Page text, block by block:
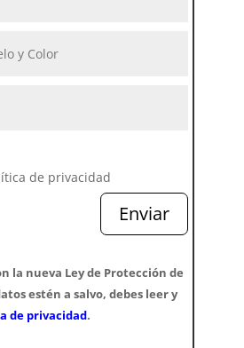
de privacidad
Enviar
la nueva Ley de Protección de
estén a salvo, debes leer y
de privacidad.